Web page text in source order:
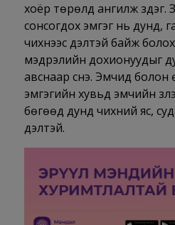
хоёр төрөлд ангилж үздэг.
сонсогдох эмгэг нь дунд,
чихнээс үүдэлтэй байж
мэдрэлийн дохионуудыг
авснаар үүснэ. Эмчид
эмгэгийн хувьд эмчийн
бөгөөд дунд чихний яс,
үүдэлтэй.